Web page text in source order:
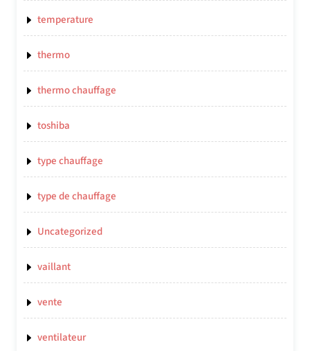
temperature
thermo
thermo chauffage
toshiba
type chauffage
type de chauffage
Uncategorized
vaillant
vente
ventilateur